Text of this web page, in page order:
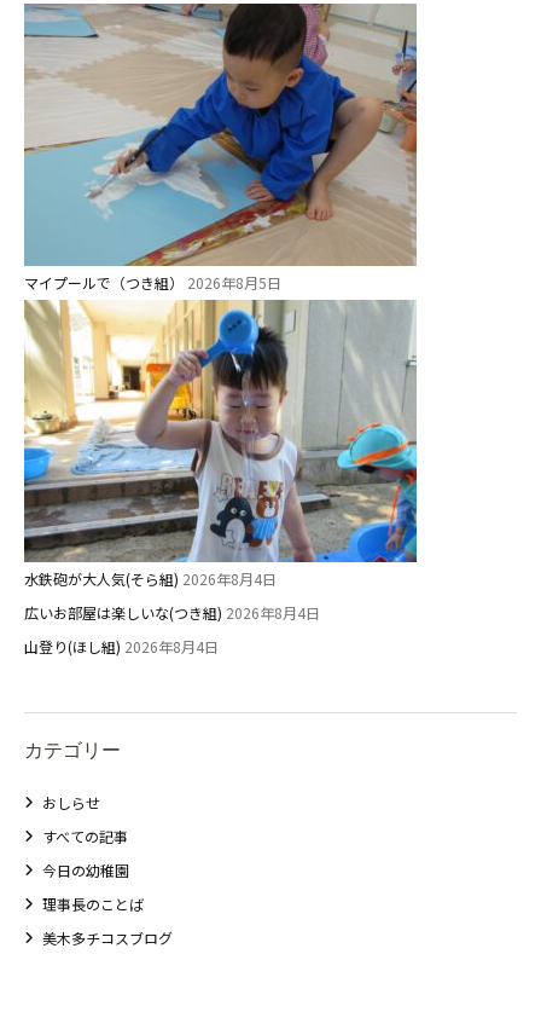
マイプールで（つき組） 2026年8月5日
水鉄砲が大人気(そら組) 2026年8月4日
広いお部屋は楽しいな(つき組) 2026年8月4日
山登り(ほし組) 2026年8月4日
カテゴリー
おしらせ
すべての記事
今日の幼稚園
理事長のことば
美木多チコスブログ
0歳親子登園［マカロンクラス ]
1歳・2歳親子登園［マリポサクラ
ス ]
2歳児ひとり登園［ゆず組 ]
グループ施設・
関係先リンク
学校法⼈鴨⾕学園 鳳幼稚園
学校法⼈諏訪森学園 諏訪森幼稚
園
⼤阪府私⽴幼稚園連盟
社会福祉法人野田福祉会